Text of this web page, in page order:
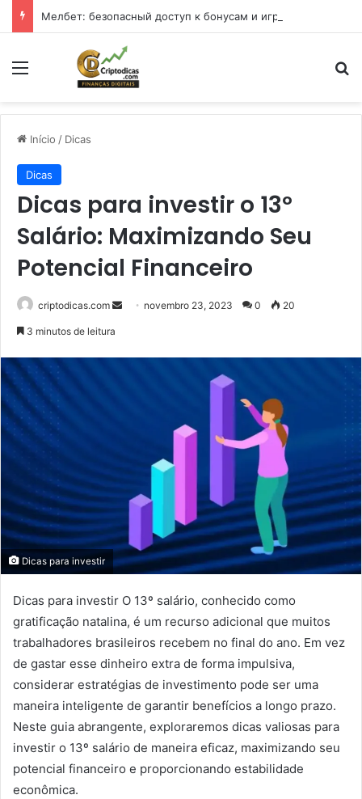
Menu
Início / Dicas
Dicas
Dicas para investir o 13º
Salário: Maximizando Seu
Potencial Financeiro
criptodicas.com
Mandenovembro 23, 2023 0 20
3 minutos de leitura
Dicas para investir
Dicas para investir O 13º salário, conhecido como
gratificação natalina, é um recurso adicional que muitos
trabalhadores brasileiros recebem no final do ano. Em vez
de gastar esse dinheiro extra de forma impulsiva,
considerar estratégias de investimento pode ser uma
maneira inteligente de garantir benefícios a longo prazo.
Neste guia abrangente, exploraremos dicas valiosas para
investir o 13º salário de maneira eficaz, maximizando seu
potencial financeiro e proporcionando estabilidade
econômica.